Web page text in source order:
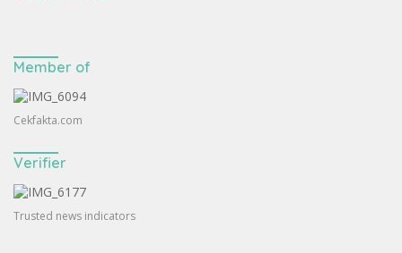
Member of
Cekfakta.com
Verifier
Trusted news indicators